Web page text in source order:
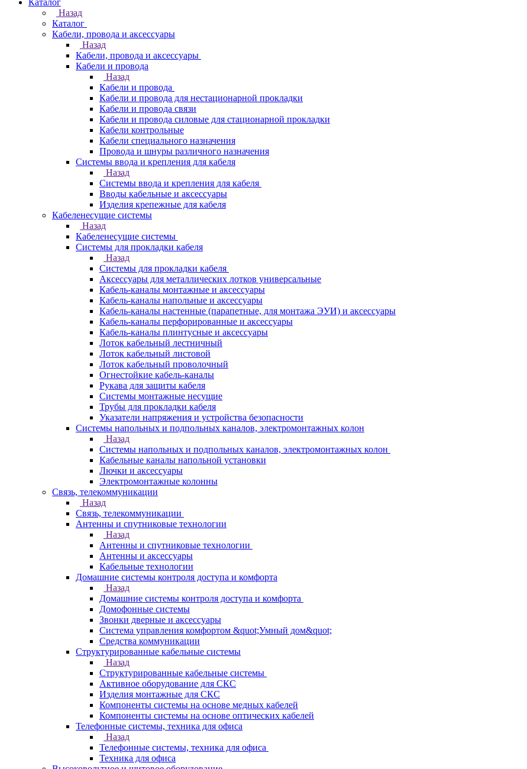
Каталог
Назад
Каталог
Кабели, провода и аксессуары
Назад
Кабели, провода и аксессуары
Кабели и провода
Назад
Кабели и провода
Кабели и провода для нестационарной прокладки
Кабели и провода связи
Кабели и провода силовые для стационарной прокладки
Кабели контрольные
Кабели специального назначения
Провода и шнуры различного назначения
Системы ввода и крепления для кабеля
Назад
Системы ввода и крепления для кабеля
Вводы кабельные и аксессуары
Изделия крепежные для кабеля
Кабеленесущие системы
Назад
Кабеленесущие системы
Системы для прокладки кабеля
Назад
Системы для прокладки кабеля
Аксессуары для металлических лотков универсальные
Кабель-каналы монтажные и аксессуары
Кабель-каналы напольные и аксессуары
Кабель-каналы настенные (парапетные, для монтажа ЭУИ) и аксессуары
Кабель-каналы перфорированные и аксессуары
Кабель-каналы плинтусные и аксессуары
Лоток кабельный лестничный
Лоток кабельный листовой
Лоток кабельный проволочный
Огнестойкие кабель-каналы
Рукава для защиты кабеля
Системы монтажные несущие
Трубы для прокладки кабеля
Указатели напряжения и устройства безопасности
Системы напольных и подпольных каналов, электромонтажных колон
Назад
Системы напольных и подпольных каналов, электромонтажных колон
Кабельные каналы напольной установки
Лючки и аксессуары
Электромонтажные колонны
Связь, телекоммуникации
Назад
Связь, телекоммуникации
Антенны и спутниковые технологии
Назад
Антенны и спутниковые технологии
Антенны и аксессуары
Кабельные технологии
Домашние системы контроля доступа и комфорта
Назад
Домашние системы контроля доступа и комфорта
Домофонные системы
Звонки дверные и аксессуары
Система управления комфортом &quot;Умный дом&quot;
Средства коммуникации
Структурированные кабельные системы
Назад
Структурированные кабельные системы
Активное оборудование для СКС
Изделия монтажные для СКС
Компоненты системы на основе медных кабелей
Компоненты системы на основе оптических кабелей
Телефонные системы, техника для офиса
Назад
Телефонные системы, техника для офиса
Техника для офиса